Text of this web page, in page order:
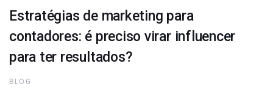
Estratégias de marketing para
contadores: é preciso virar influencer
para ter resultados?
BLOG